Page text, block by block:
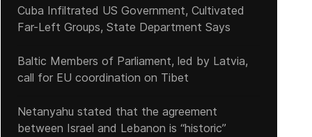
Cuba Infiltrated US Government, Cultivated
Far-Left Groups, State Department Says
Baltic Members of Parliament, led by Latvia,
call for EU coordination on Tibet
Netanyahu stated that the agreement
between Israel and Lebanon is “historic”